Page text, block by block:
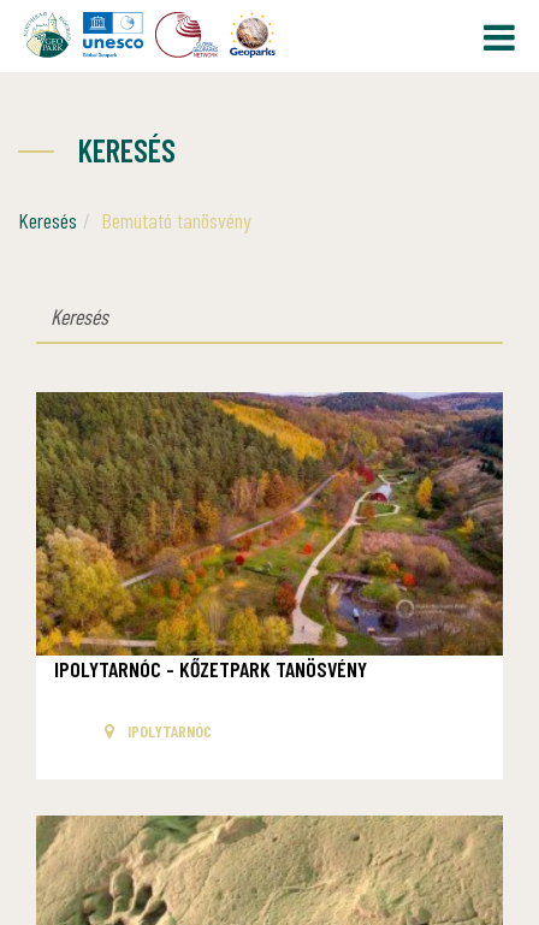
KERESÉS
Keresés Bemutató tanösvény
KERESÉS
IPOLYTARNÓC - KŐZETPARK TANÖSVÉNY
IPOLYTARNÓC